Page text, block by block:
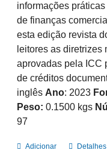
informações
de finanças
esta edição revista
leitores as diretrizes
aprovadas pela ICC
de créditos
inglês Ano: 2023
Peso: 0.1500 kgs
97
Adicionar Detalhes